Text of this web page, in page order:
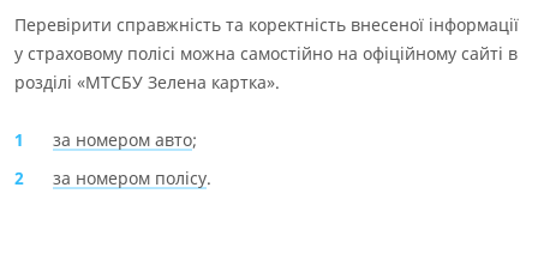
Перевірити справжність та коректність внесеної інформації
у страховому полісі можна самостійно на офіційному сайті в
розділі «МТСБУ Зелена картка».
за номером авто;
за номером полісу.